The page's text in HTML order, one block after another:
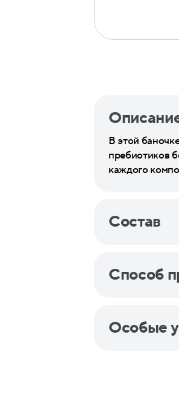
В этой
пребиотиков
каждого
Состав
Способ
Особые